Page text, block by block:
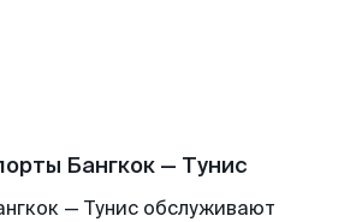
Бангкок — Тунис
— Тунис обслуживают